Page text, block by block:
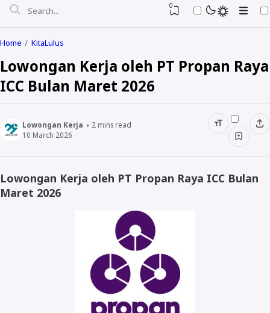
Lulusan D3
0
Home KitaLulus
Lowongan Kerja oleh PT Propan Raya
ICC Bulan Maret 2026
Lowongan Kerja 2 mins read
10 March 2026
Lowongan Kerja oleh PT Propan Raya ICC Bulan
Maret 2026